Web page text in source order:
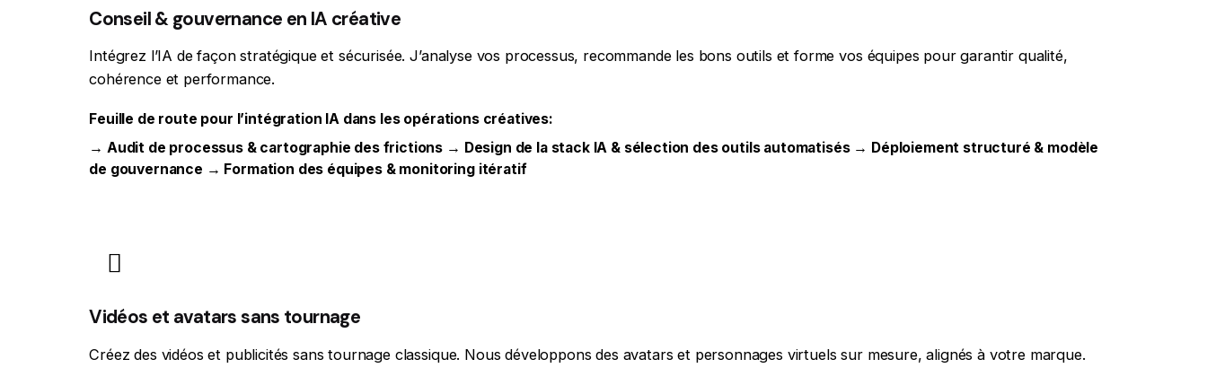
Conseil & gouvernance en IA créative
Intégrez l’IA de façon stratégique et sécurisée. J’analyse vos processus, recommande les bons outils et forme vos équipes pour garantir qualité,
cohérence et performance.
Feuille de route pour l’intégration IA dans les opérations créatives:
→ Audit de processus & cartographie des frictions → Design de la stack IA & sélection des outils automatisés → Déploiement structuré & modèle
de gouvernance → Formation des équipes & monitoring itératif
Vidéos et avatars sans tournage
Créez des vidéos et publicités sans tournage classique. Nous développons des avatars et personnages virtuels sur mesure, alignés à votre marque.